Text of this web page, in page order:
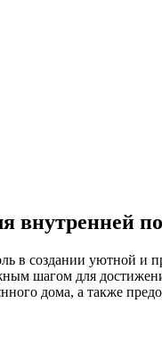
внутренней
в создании уютной и
шагом для
дома, а также